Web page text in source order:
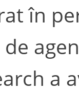
în
a